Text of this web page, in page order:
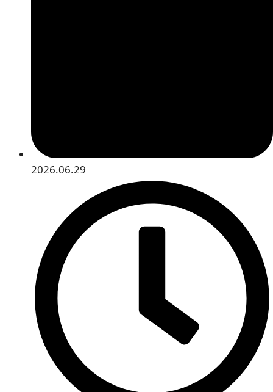
2026.06.29